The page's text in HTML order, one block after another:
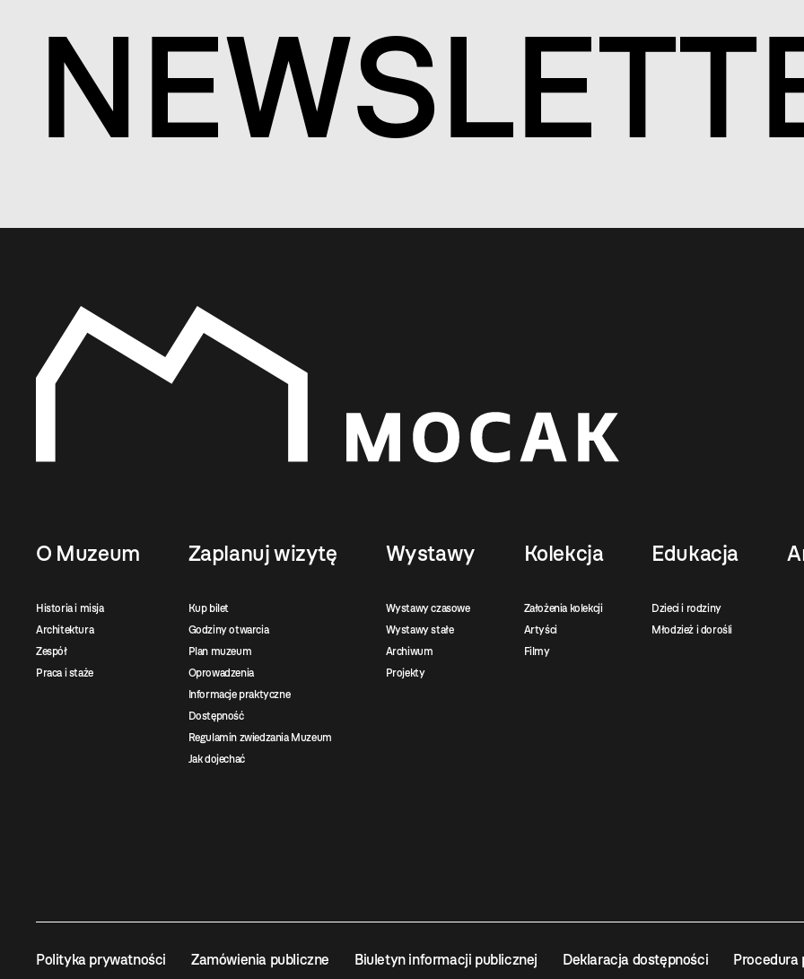
NEWS
O Muzeum
Historia i misja
Architektura
Zespół
Praca i staże
Zaplanuj wizytę
Kup bilet
Godziny otwarcia
Plan muzeum
Oprowadzenia
Informacje praktyczne
Dostępność
Regulamin zwiedzania Muzeum
Jak dojechać
Wystawy
Wystawy czasowe
Wystawy stałe
Archiwum
Projekty
Kolekcja
Założenia kolekcji
Artyści
Filmy
Edukacja
Dzieci i rodziny
Młodzież i dorośli
Polityka prywatności Zamówienia publiczne Biuletyn informacji publicznej Deklaracja dostępności Procedura